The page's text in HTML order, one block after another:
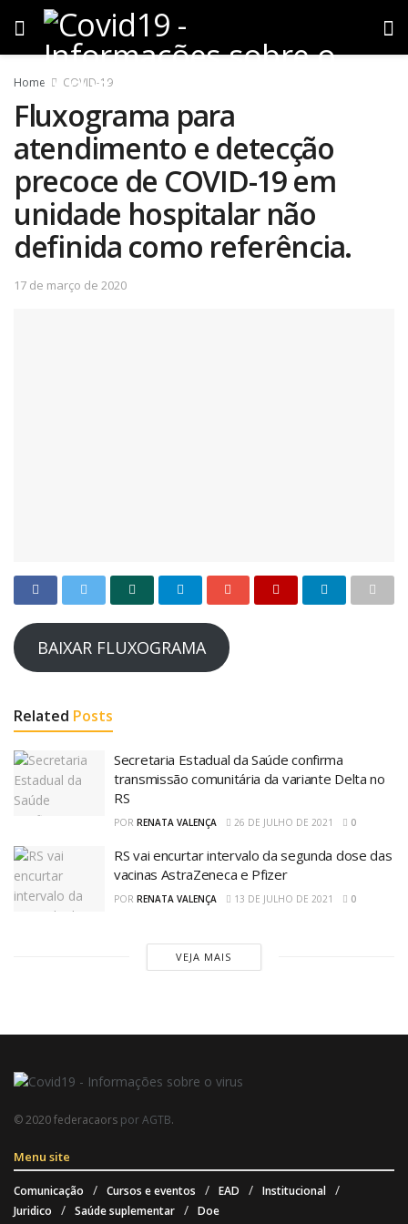
Home COVID-19
Fluxograma para
atendimento e detecção
precoce de COVID-19 em
unidade hospitalar não
definida como referência.
17 de março de 2020
BAIXAR FLUXOGRAMA
Related Posts
Secretaria Estadual da Saúde confirma
transmissão comunitária da variante Delta no
RS
POR RENATA VALENÇA 26 DE JULHO DE 2021 0
RS vai encurtar intervalo da segunda dose das
vacinas AstraZeneca e Pfizer
POR RENATA VALENÇA 13 DE JULHO DE 2021 0
VEJA MAIS
© 2020 federacaors por AGTB.
Menu site
Comunicação Cursos e eventos EAD
Institucional
Juridico
Saúde suplementar Doe